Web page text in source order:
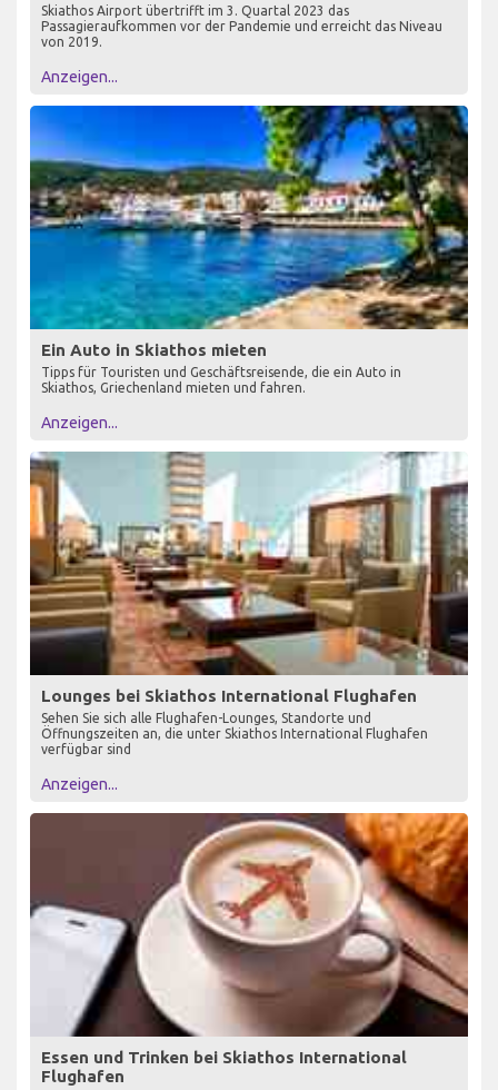
Skiathos Airport übertrifft im 3. Quartal 2023 das
Passagieraufkommen vor der Pandemie und erreicht das Niveau
von 2019.
Anzeigen...
Ein Auto in Skiathos mieten
Tipps für Touristen und Geschäftsreisende, die ein Auto in
Skiathos, Griechenland mieten und fahren.
Anzeigen...
Lounges bei Skiathos International Flughafen
Sehen Sie sich alle Flughafen-Lounges, Standorte und
Öffnungszeiten an, die unter Skiathos International Flughafen
verfügbar sind
Anzeigen...
Essen und Trinken bei Skiathos International
Flughafen